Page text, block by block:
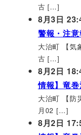
古 […]
8月3日
警報・注意
大治町 【気
古 […]
8月2日
情報】竜
大治町 【防
月02 […]
8月2日